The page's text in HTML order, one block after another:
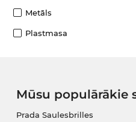
Metāls
Plastmasa
Mūsu populārākie
Prada Saulesbrilles